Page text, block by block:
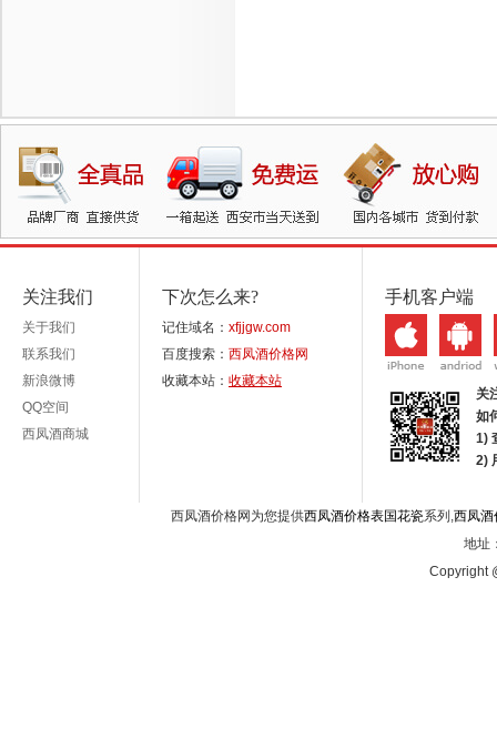
关注我们
关于我们
联系我们
新浪微博
QQ空间
西凤酒商城
下次怎么来?
记住域名： xfjjgw.com
百度搜索： 西凤酒价格网
收藏本站： 收藏本站
手机客户端
关
如
1)
2)
西凤酒价格网为您提供西凤酒价格表国花瓷系列,西凤酒
地址
Copyright